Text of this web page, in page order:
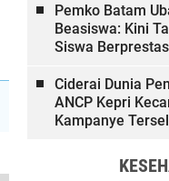
Pemko Batam
Beasiswa: Kini
Siswa
Dibiayai
Ciderai Dunia
ANCP Kepri
Kampanye